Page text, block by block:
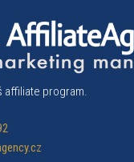
affiliate program.